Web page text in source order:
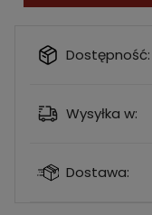
Dostępność:
Wysyłka w:
Dostawa: